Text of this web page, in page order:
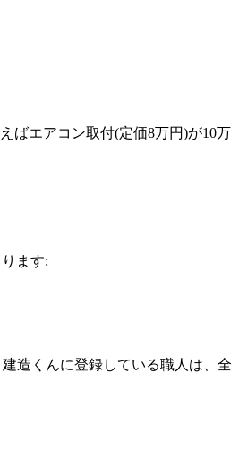
ばエアコン取付(定価8万円)が10万
ます:
造くんに登録している職人は、全